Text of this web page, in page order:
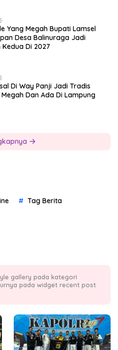
Yang Megah Bupati Lamsel
Desa Balinuraga Jadi
Di 2027
Di Way Panji Jadi Tradis
Dan Ada Di Lampung
Tag Berita
gallery pada kategori
pada widget recent post